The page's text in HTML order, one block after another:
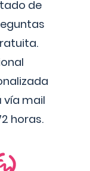
de
vía mail
horas.